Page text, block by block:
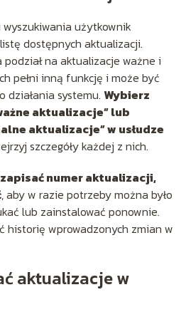
użytkownik
dostępnych aktualizacji.
na aktualizacje ważne i
pełni inną funkcję i może być
działania systemu. Wybierz
aktualizacje” lub
aktualizacje” w usłudze
szczegóły każdej z nich.
zapisać numer aktualizacji,
, aby w razie potrzeby można było
lub zainstalować ponownie.
historię wprowadzonych zmian w
aktualizacje w